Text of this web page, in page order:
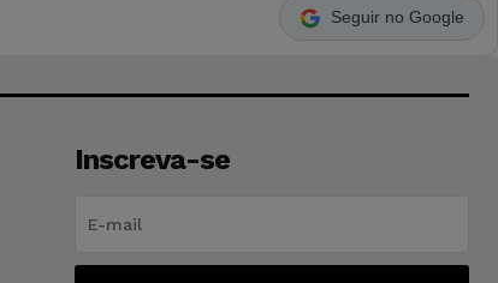
Seguir no Google
Inscreva-se